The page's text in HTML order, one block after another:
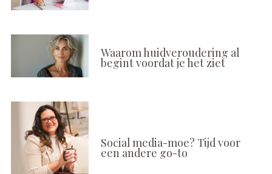
Waarom huidveroudering al
begint voordat je het ziet
Social media-moe? Tijd voor
een andere go-to